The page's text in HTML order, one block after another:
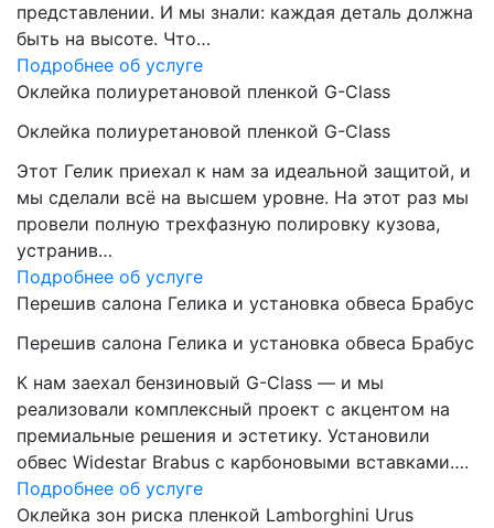
представлении. И мы знали: каждая деталь должна
быть на высоте. Что…
Подробнее об услуге
Оклейка полиуретановой пленкой G-Class
Оклейка полиуретановой пленкой G-Class
Этот Гелик приехал к нам за идеальной защитой, и
мы сделали всё на высшем уровне. На этот раз мы
провели полную трехфазную полировку кузова,
устранив…
Подробнее об услуге
Перешив салона Гелика и установка обвеса Брабус
Перешив салона Гелика и установка обвеса Брабус
К нам заехал бензиновый G-Class — и мы
реализовали комплексный проект с акцентом на
премиальные решения и эстетику. Установили
обвес Widestar Brabus с карбоновыми вставками….
Подробнее об услуге
Оклейка зон риска пленкой Lamborghini Urus